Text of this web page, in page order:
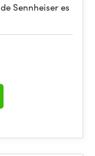
Sennheiser es